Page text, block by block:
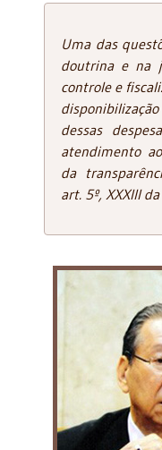
Uma das
doutrina e na
controle e
dessas
atendimento
da
art. 5º, XXXIII da